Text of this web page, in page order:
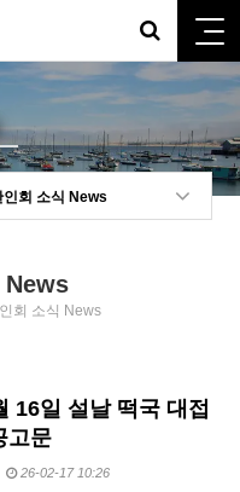
인회 소식 News
News
회 소식 News
16일 설날 떡국 대접
고문
26-02-17 10:26